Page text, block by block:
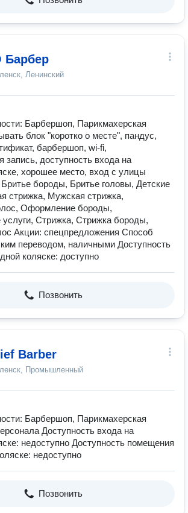
Барбер
Ленинский
Барбершоп, Парикмахерская
блок "коротко о месте", пандус,
барбершоп, wi-fi,
запись, доступность входа на
хорошее место, вход с улицы
бороды, Бритье головы, Детские
стрижка, Мужская стрижка,
Оформление бороды,
услуги, Стрижка, Стрижка бороды,
Акции: спецпредложения Способ
переводом, наличными Доступность
коляске: доступно
Позвонить
Barber
Промышленный
Барбершоп, Парикмахерская
Доступность входа на
недоступно Доступность помещения
недоступно
Позвонить